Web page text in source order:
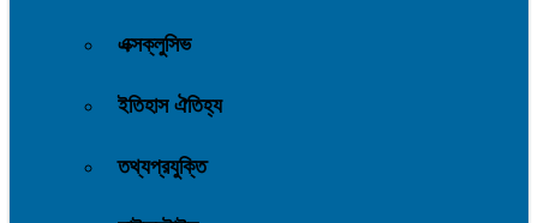
এক্সক্লুসিভ
ইতিহাস ঐতিহ্য
তথ্যপ্রযুক্তি